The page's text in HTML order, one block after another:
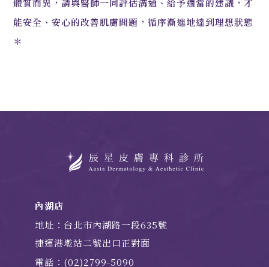
體質而異，請與醫師一同評估溝通、給予適當的建議，才
能安全、安心的改善肌膚問題，循序漸進地達到理想狀態
＊
內湖店
地址：台北市內湖路一段635號
捷運港墘站二號出口正對面
電話：(02)2799-5090